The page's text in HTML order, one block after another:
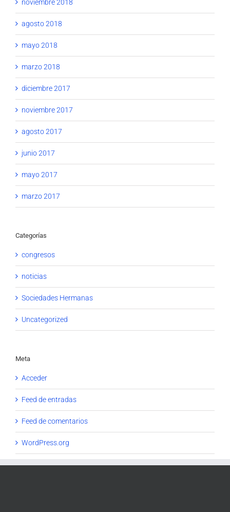
noviembre 2018
agosto 2018
mayo 2018
marzo 2018
diciembre 2017
noviembre 2017
agosto 2017
junio 2017
mayo 2017
marzo 2017
Categorías
congresos
noticias
Sociedades Hermanas
Uncategorized
Meta
Acceder
Feed de entradas
Feed de comentarios
WordPress.org